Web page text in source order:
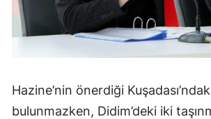
Hazine’nin önerdiği
bulunmazken, Didim’deki iki